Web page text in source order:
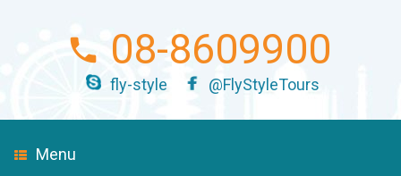
08-8609900
fly-style @FlyStyleTours
Menu